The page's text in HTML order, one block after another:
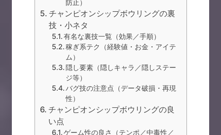
防止）
チャンピオンシップボウリングの裏
技・小ネタ
有名な裏技一覧（効果／手順）
稼ぎ系テク（経験値・お金・アイテ
ム）
隠し要素（隠しキャラ／隠しステー
ジ等）
バグ技の注意点（データ破損・再現
性）
チャンピオンシップボウリングの良
い点
ゲーム性の良さ（テンポ／中毒性／